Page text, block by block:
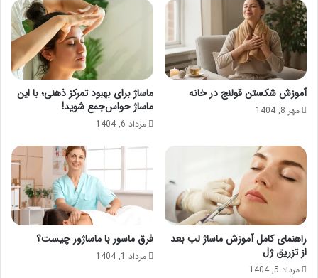
آموزش شکستن قولنج در خانه
مهر 8, 1404
ماساژ برای بهبود تمرکز ذهنی؛ با این
ماساژ حواس‌جمع شوید!
مرداد 6, 1404
راهنمای کامل آموزش ماساژ لب بعد
از تزریق ژل
مرداد 5, 1404
فرق ماسور با ماساژور چیست؟
مرداد 1, 1404